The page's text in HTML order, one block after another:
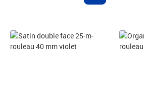
Prix 6,99€ Prix